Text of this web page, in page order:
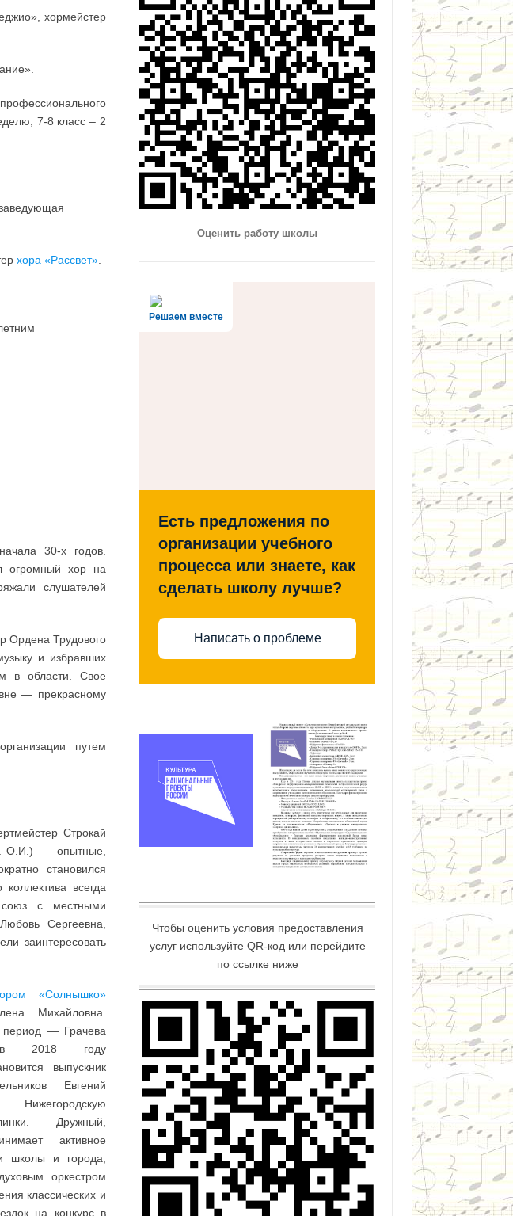
хормейстер
7-8 класс – 2
хора «Рассвет».
30-х годов.
огромный хор на
слушателей
Ордена Трудового
и избравших
в области. Свое
— прекрасному
путем
Строкай
О.И.) — опытные,
становился
всегда
союз с местными
Сергеевна,
заинтересовать
«Солнышко»
Михайловна.
период — Грачева
в 2018 году
выпускник
Евгений
Дружный,
активное
школы и города,
оркестром
классических и
на конкурс в
Оценить работу школы
Решаем вместе
Есть предложения по
организации учебного
процесса или знаете, как
сделать школу лучше?
Написать о проблеме
Чтобы оценить условия предоставления
услуг используйте QR-код или перейдите
по ссылке ниже